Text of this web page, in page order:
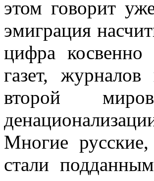
этом го­ворит
эмиграция
цифра косвенно
газет,
второй
Многие
стали